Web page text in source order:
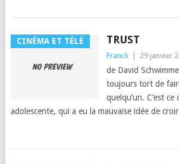
CINÉMA ET TÉLÉ TRUST
Franck 29 janvier
de David
tou­jours tort de
quelqu’un. C’est
ado­les­cente, qui a eu la mau­vaise idée de